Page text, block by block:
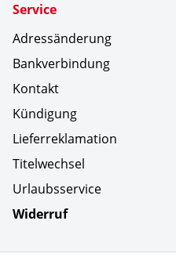
Service
Adressänderung
Bankverbindung
Kontakt
Kündigung
Lieferreklamation
Titelwechsel
Urlaubsservice
Widerruf